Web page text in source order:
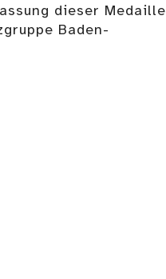
dieser Medaille
Baden-